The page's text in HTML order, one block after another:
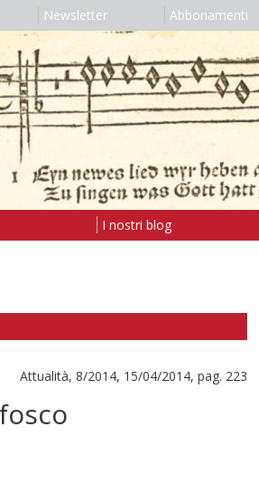
Newsletter Abbonamenti
I nostri blog
Attualità, 8/2014, 15/04/2014, pag. 223